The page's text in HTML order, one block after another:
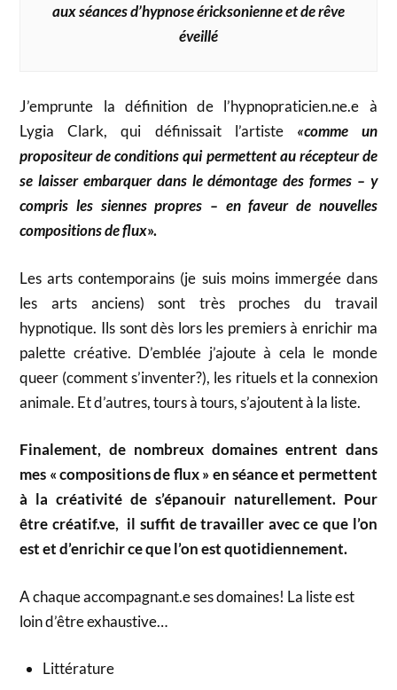
aux séancesd’hypnose éricksonienneet de rêve
éveillé
J’emprunte la définition de l’hypnopraticien.ne.e à
Lygia Clark, qui définissait l’artiste «comme un
propositeur de conditions qui permettent au récepteur de
se laisser embarquer dans le démontage des formes – y
compris les siennes propres – en faveur de nouvelles
compositions de flux».
Les arts contemporains (je suis moins immergée dans
les arts anciens) sont très proches du travail
hypnotique. Ils sont dès lors les premiers à enrichir ma
palette créative. D’emblée j’ajoute à cela le monde
queer (comment s’inventer?), les rituels et la connexion
animale. Et d’autres, tours à tours, s’ajoutent à la liste.
Finalement, de nombreux domaines entrent dans
mes « compositions de flux » en séance et permettent
à la créativité de s’épanouir naturellement. Pour
être créatif.ve, il suffit de travailler avec ce que l’on
est et d’enrichir ce que l’on est quotidiennement.
A chaque accompagnant.e ses domaines! La liste est
loin d’être exhaustive…
Littérature